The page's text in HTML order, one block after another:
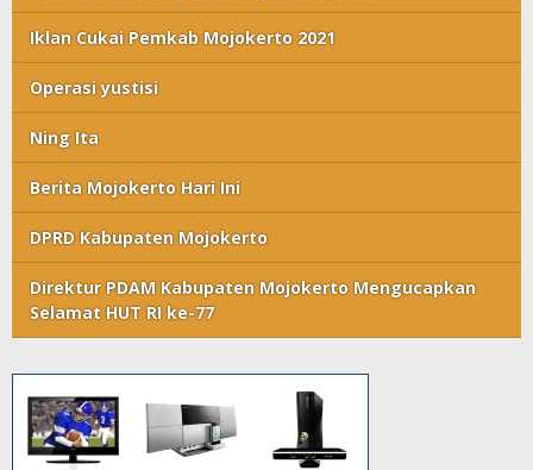
Iklan Cukai Pemkab Mojokerto 2021
Operasi yustisi
Ning Ita
Berita Mojokerto Hari Ini
DPRD Kabupaten Mojokerto
Direktur PDAM Kabupaten Mojokerto Mengucapkan
Selamat HUT RI ke-77